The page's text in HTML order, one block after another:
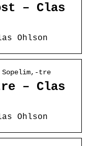
– Clas
Ohlson
Sopelim,-tre
– Clas
Ohlson